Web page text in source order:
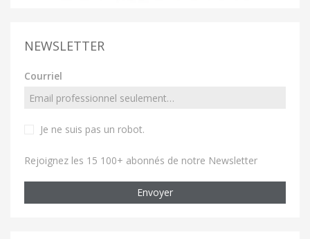
NEWSLETTER
Courriel
Je ne suis pas un robot.
Rejoignez les 15 100+ abonnés de notre Newsletter
Envoyer